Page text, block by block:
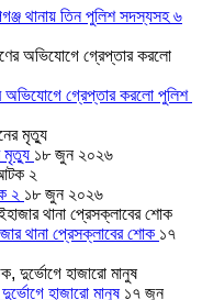
থানায় তিন পুলিশ সদস্যসহ ৬
অভিযোগে গ্রেপ্তার করলো পুলিশ
মৃত্যু ১৮ জুন ২০২৬
২ ১৮ জুন ২০২৬
থানা প্রেসক্লাবের শোক ১৭
হাজারো মানুষ ১৭ জুন